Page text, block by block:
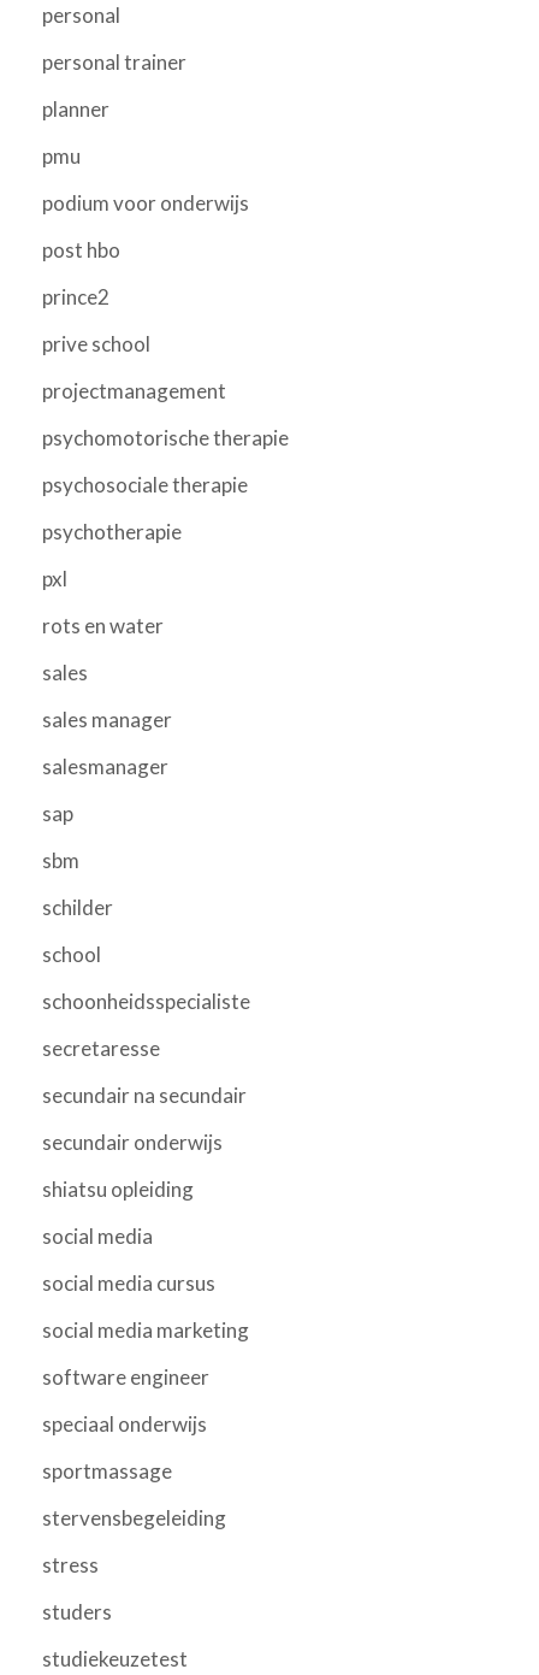
personal
personal trainer
planner
pmu
podium voor onderwijs
post hbo
prince2
prive school
projectmanagement
psychomotorische therapie
psychosociale therapie
psychotherapie
pxl
rots en water
sales
sales manager
salesmanager
sap
sbm
schilder
school
schoonheidsspecialiste
secretaresse
secundair na secundair
secundair onderwijs
shiatsu opleiding
social media
social media cursus
social media marketing
software engineer
speciaal onderwijs
sportmassage
stervensbegeleiding
stress
studers
studiekeuzetest